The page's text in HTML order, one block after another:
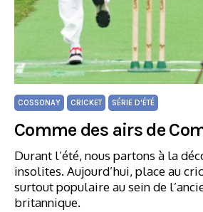
COSSONAY CRICKET SÉRIE D'ÉTÉ
Comme des airs de
Durant l’été, nous partons à la
insolites. Aujourd’hui, place au
surtout populaire au sein de
britannique.